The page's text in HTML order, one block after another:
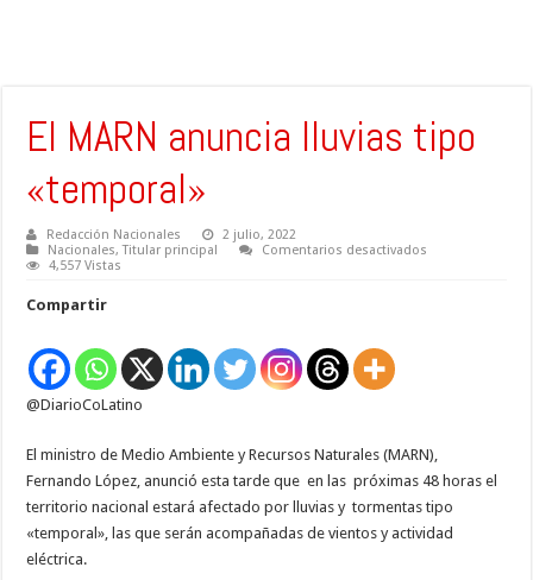
El MARN anuncia lluvias tipo
«temporal»
Redacción Nacionales
2 julio, 2022
Nacionales,Titular principal Comentarios desactivados
4,557 Vistas
Compartir
@DiarioCoLatino
El ministro de Medio Ambiente y Recursos Naturales (MARN),
Fernando López, anunció esta tarde que en las próximas 48 horas el
territorio nacional estará afectado por lluvias y tormentas tipo
«temporal», las que serán acompañadas de vientos y actividad
eléctrica.